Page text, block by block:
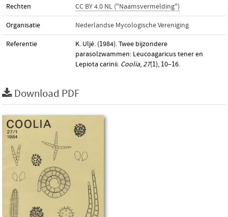
Rechten CC BY 4.0 NL ("Naamsvermelding")
Organisatie Nederlandse Mycologische Vereniging
Referentie
K. Uljé. (1984). Twee bijzondere
parasolzwammen: Leucoagaricus tener en
Lepiota carinii. Coolia,27(1), 10–16.
Download PDF